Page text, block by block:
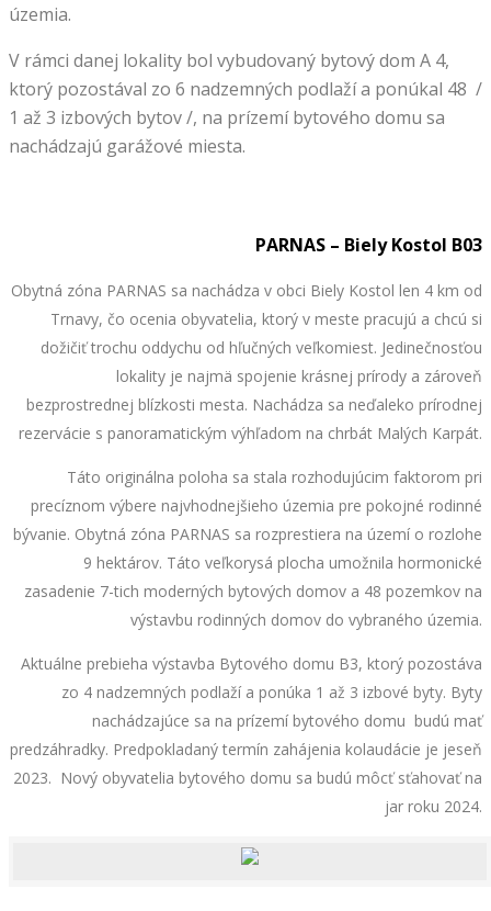
územia.
V rámci danej lokality bol vybudovaný bytový dom A 4,
ktorý pozostával zo 6 nadzemných podlaží a ponúkal 48 /
1 až 3 izbových bytov /, na prízemí bytového domu sa
nachádzajú garážové miesta.
PARNAS – Biely Kostol B03
Obytná zóna PARNAS sa nachádza v obci Biely Kostol len 4 km od
Trnavy, čo ocenia obyvatelia, ktorý v meste pracujú a chcú si
dožičiť trochu oddychu od hľučných veľkomiest. Jedinečnosťou
lokality je najmä spojenie krásnej prírody a zároveň
bezprostrednej blízkosti mesta. Nachádza sa neďaleko prírodnej
rezervácie s panoramatickým výhľadom na chrbát Malých Karpát.
Táto originálna poloha sa stala rozhodujúcim faktorom pri
precíznom výbere najvhodnejšieho územia pre pokojné rodinné
bývanie. Obytná zóna PARNAS sa rozprestiera na území o rozlohe
9 hektárov. Táto veľkorysá plocha umožnila hormonické
zasadenie 7-tich moderných bytových domov a 48 pozemkov na
výstavbu rodinných domov do vybraného územia.
Aktuálne prebieha výstavba Bytového domu B3, ktorý pozostáva
zo 4 nadzemných podlaží a ponúka 1 až 3 izbové byty. Byty
nachádzajúce sa na prízemí bytového domu budú mať
predzáhradky. Predpokladaný termín zahájenia kolaudácie je jeseň
2023. Nový obyvatelia bytového domu sa budú môcť sťahovať na
jar roku 2024.